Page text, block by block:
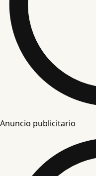
Anuncio publicitario